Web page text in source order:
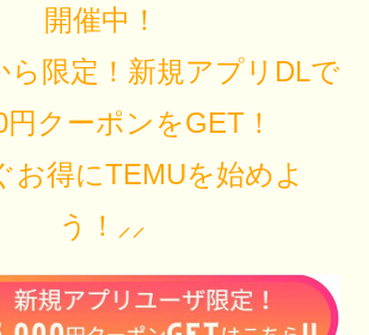
開催中！
ら限定！新規アプリDLで
円クーポンをGET！
お得にTEMUを始めよ
う！⸝⸝